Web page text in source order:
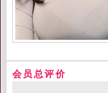
会员总评价